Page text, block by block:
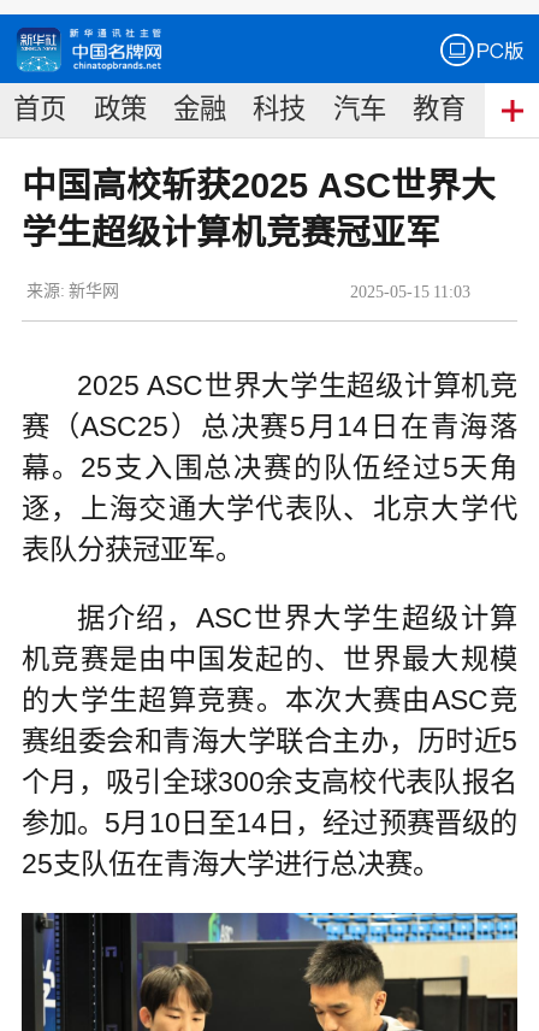
首页 政策 金融 科技 汽车 教育 食
中国高校斩获2025 ASC世界大
学生超级计算机竞赛冠亚军
2025-05-15 11:03
来源: 新华网
2025 ASC世界大学生超级计算机竞
赛（ASC25）总决赛5月14日在青海落
幕。25支入围总决赛的队伍经过5天角
逐，上海交通大学代表队、北京大学代
表队分获冠亚军。
据介绍，ASC世界大学生超级计算
机竞赛是由中国发起的、世界最大规模
的大学生超算竞赛。本次大赛由ASC竞
赛组委会和青海大学联合主办，历时近5
个月，吸引全球300余支高校代表队报名
参加。5月10日至14日，经过预赛晋级的
25支队伍在青海大学进行总决赛。